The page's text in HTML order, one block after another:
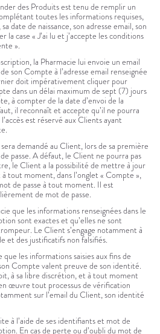
des Produits est tenu de remplir un
toutes les informations requises,
date de naissance, son adresse email, son
case « J’ai lu et j’accepte les conditions
».
la Pharmacie lui envoie un email
son Compte à l’adresse email renseignée
doit impérativement cliquer pour
dans un délai maximum de sept (7) jours
à compter de la date d’envoi de la
il reconnaît et accepte qu’il ne pourra
est réservé aux Clients ayant
demandé au Client, lors de sa première
passe. A défaut, le Client ne pourra pas
le Client a la possibilité de mettre à jour
tout moment, dans l’onglet « Compte »,
de passe à tout moment. Il est
de mot de passe.
que les informations renseignées dans le
sont exactes et qu’elles ne sont
Le Client s’engage notamment à
et des justificatifs non falsifiés.
les informations saisies aux fins de
Compte valent preuve de son identité.
à sa libre discrétion, et à tout moment
œuvre tout processus de vérification
sur l’email du Client, son identité
à l’aide de ses identifiants et mot de
En cas de perte ou d’oubli du mot de